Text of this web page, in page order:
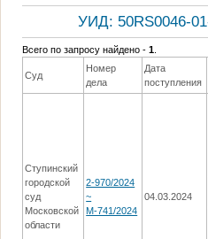
УИД: 50RS0046-
Всего по запросу найдено -1
Суд
Номер
дела
Дата
поступления
Ступинский
городской
суд
Московской
области
2-970/2024
~
М-741/2024
04.03.2024